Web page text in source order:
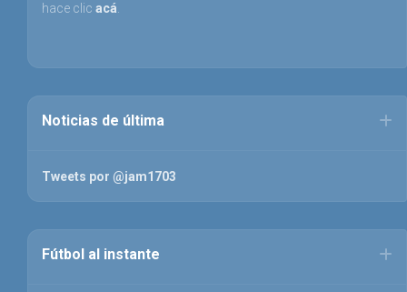
hace clic acá.
Noticias de última
Tweets por @jam1703
Fútbol al instante